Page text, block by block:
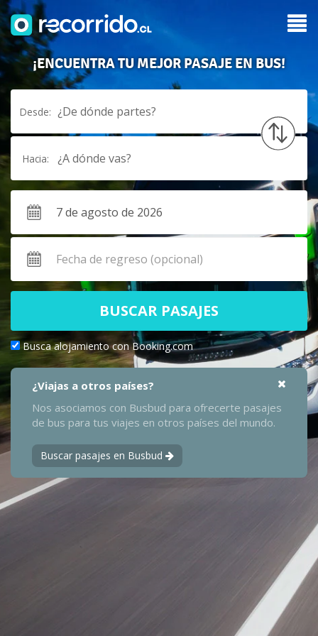
¡ENCUENTRA TU MEJOR PASAJE EN BUS!
Desde: ¿De dónde partes?
Hacia: ¿A dónde vas?
BUSCAR PASAJES
Busca alojamiento con Booking.com
¿Viajas a otros países?
Nos asociamos con Busbud para ofrecerte pasajes
de bus para tus viajes en otros países del mundo.
Buscar pasajes en Busbud